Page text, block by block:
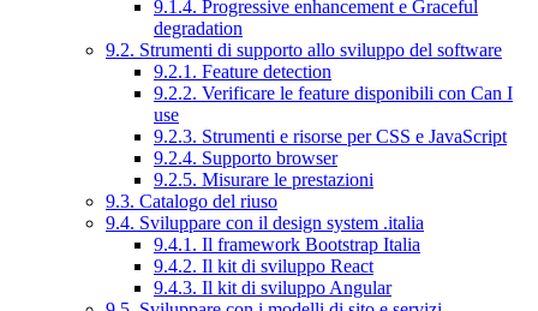
9.1.4. Progressive enhancement e Graceful
degradation
9.2. Strumenti di supporto allo sviluppo del software
9.2.1. Feature detection
9.2.2. Verificare le feature disponibili con Can I
use
9.2.3. Strumenti e risorse per CSS e JavaScript
9.2.4. Supporto browser
9.2.5. Misurare le prestazioni
9.3. Catalogo del riuso
9.4. Sviluppare con il design system .italia
9.4.1. Il framework Bootstrap Italia
9.4.2. Il kit di sviluppo React
9.4.3. Il kit di sviluppo Angular